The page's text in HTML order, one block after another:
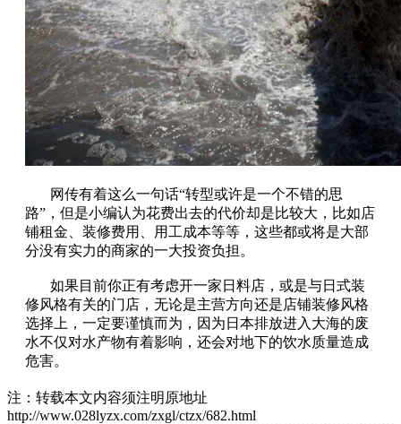
网传有着这么一句话“转型或许是一个不错的思
路”，但是小编认为花费出去的代价却是比较大，比如店
铺租金、装修费用、用工成本等等，这些都或将是大部
分没有实力的商家的一大投资负担。
如果目前你正有考虑开一家日料店，或是与日式装
修风格有关的门店，无论是主营方向还是店铺装修风格
选择上，一定要谨慎而为，因为日本排放进入大海的废
水不仅对水产物有着影响，还会对地下的饮水质量造成
危害。
注：转载本文内容须注明原地址
http://www.028lyzx.com/zxgl/ctzx/682.html